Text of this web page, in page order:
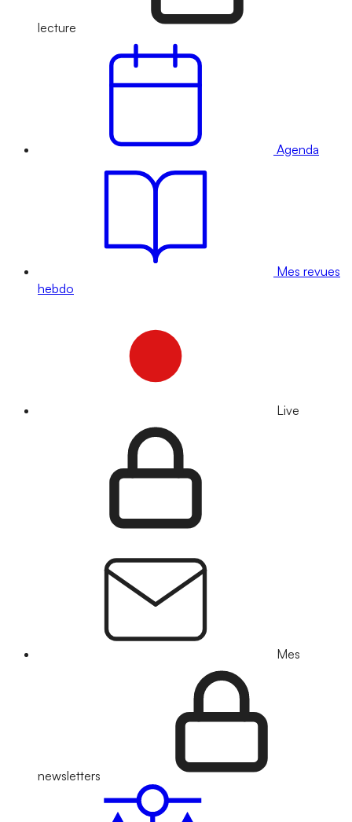
lecture
Agenda
Mes revues
hebdo
Live
Mes
newsletters